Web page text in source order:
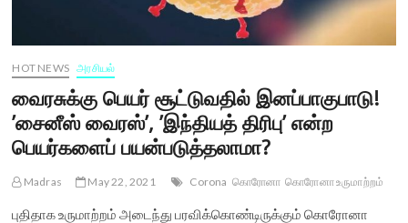
HOT NEWS அரசியல்
வைரசுக்கு பெயர் சூட்டுவதில் இனப்பாகுபாடு!
’சைனீஸ் வைரஸ்’, ’இந்தியத் திரிபு’ என்ற
பெயர்களைப் பயன்படுத்தலாமா?
Madras May 22, 2021 Corona கொரோனா கொரோனா உருமாற்றம்
புதிதாக உருமாற்றம் அடைந்து பரவிக்கொண்டிருக்கும் கொரோனா